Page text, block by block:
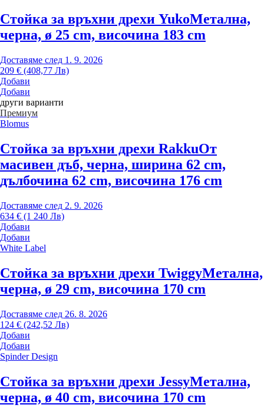
Стойка за връхни дрехи YukoМетална,
черна, ø 25 cm, височина 183 cm
Доставяме след 1. 9. 2026
209 € (408,77 Лв)
Добави
Добави
други варианти
Премиум
Blomus
Стойка за връхни дрехи RakkuОт
масивен дъб, черна, ширина 62 cm,
дълбочина 62 cm, височина 176 cm
Доставяме след 2. 9. 2026
634 € (1 240 Лв)
Добави
Добави
White Label
Стойка за връхни дрехи TwiggyМетална,
черна, ø 29 cm, височина 170 cm
Доставяме след 26. 8. 2026
124 € (242,52 Лв)
Добави
Добави
Spinder Design
Стойка за връхни дрехи JessyМетална,
черна, ø 40 cm, височина 170 cm